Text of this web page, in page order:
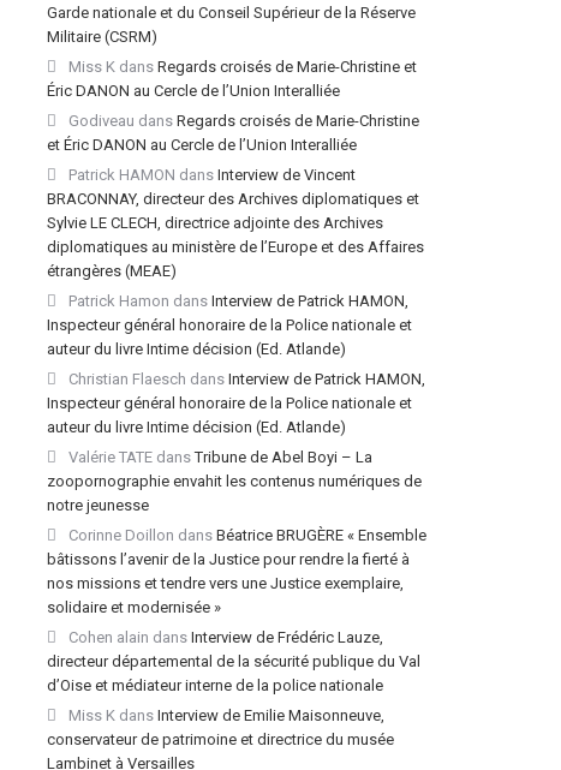
Garde nationale et du Conseil Supérieur de la Réserve
Militaire (CSRM)
Miss Kdans Regards croisés de Marie-Christine et
Éric DANON au Cercle de l’Union Interalliée
Godiveau dans Regards croisés de Marie-Christine
et Éric DANON au Cercle de l’Union Interalliée
Patrick HAMON dans Interview de Vincent
BRACONNAY, directeur des Archives diplomatiques et
Sylvie LE CLECH, directrice adjointe des Archives
diplomatiques au ministère de l’Europe et des Affaires
étrangères (MEAE)
Patrick Hamon dans Interview de Patrick HAMON,
Inspecteur général honoraire de la Police nationale et
auteur du livre Intime décision (Ed. Atlande)
Christian Flaesch dans Interview de Patrick HAMON,
Inspecteur général honoraire de la Police nationale et
auteur du livre Intime décision (Ed. Atlande)
Valérie TATEdansTribune de Abel Boyi – La
zoopornographie envahit les contenus numériques de
notre jeunesse
Corinne Doillon dans Béatrice BRUGÈRE « Ensemble
bâtissons l’avenir de la Justice pour rendre la fierté à
nos missions et tendre vers une Justice exemplaire,
solidaire et modernisée »
Cohen alain dans Interview de Frédéric Lauze,
directeur départemental de la sécurité publique du Val
d’Oise et médiateur interne de la police nationale
Miss Kdans Interview de Emilie Maisonneuve,
conservateur de patrimoine et directrice du musée
Lambinet à Versailles